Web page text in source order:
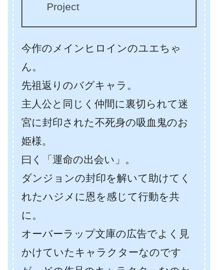
Project
今作のメインヒロインのユエちゃ
ん。
先祖返りのバグキャラ。
主人公と同じく仲間に裏切られて迷
宮に封印された不死身の吸血鬼のお
姫様。
曰く「運命の出会い」。
ダンジョンの封印を解いて助けてく
れたハジメに恩を感じて行動を共
に。
オーバーラップ文庫の広告でよく見
かけていたキャラクターなのです